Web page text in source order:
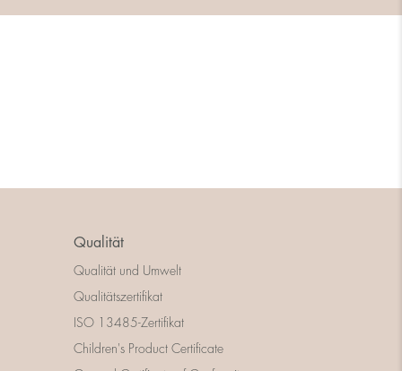
Qualität
Qualität und Umwelt
Qualitätszertifikat
ISO 13485-Zertifikat
Children's Product Certificate